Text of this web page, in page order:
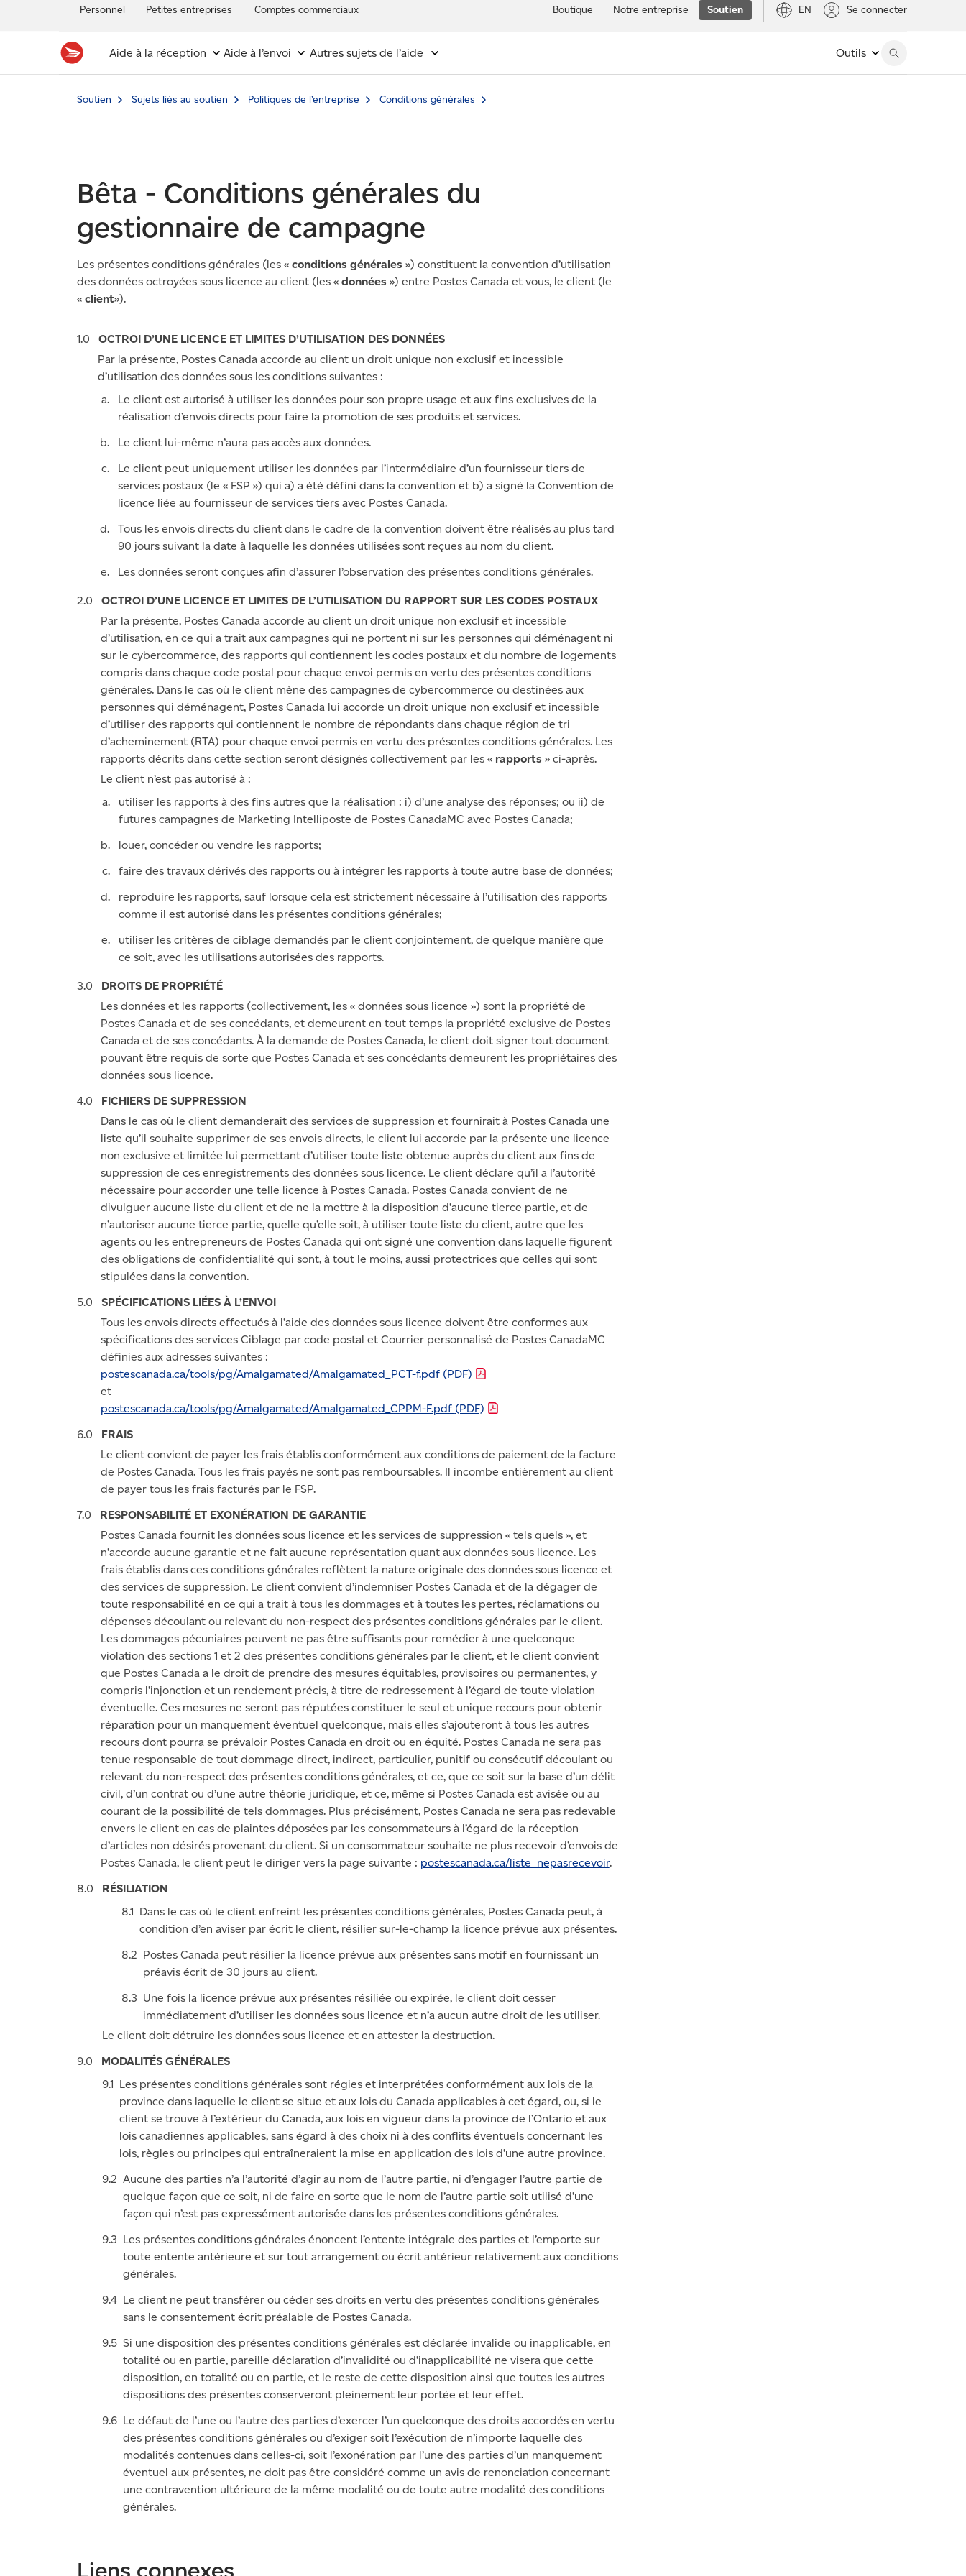
Personnel Petites entreprises Comptes commerciaux Boutique Notre entreprise Soutien EN Se connecter
Aide à la réception Aide à l’envoi Autres sujets de l’aide Outils
Soutien Sujets liés au soutien Politiques de l’entreprise Conditions générales
Bêta - Conditions générales du
gestionnaire de campagne
Les présentes conditions générales (les « conditions générales ») constituent la convention d’utilisation
des données octroyées sous licence au client (les « données ») entre Postes Canada et vous, le client (le
« client»).
OCTROI D’UNE LICENCE ET LIMITES D’UTILISATION DES DONNÉES
Par la présente, Postes Canada accorde au client un droit unique non exclusif et incessible
d’utilisation des données sous les conditions suivantes :
Le client est autorisé à utiliser les données pour son propre usage et aux fins exclusives de la
réalisation d’envois directs pour faire la promotion de ses produits et services.
Le client lui-même n’aura pas accès aux données.
Le client peut uniquement utiliser les données par l’intermédiaire d’un fournisseur tiers de
services postaux (le « FSP ») qui a) a été défini dans la convention et b) a signé la Convention de
licence liée au fournisseur de services tiers avec Postes Canada.
Tous les envois directs du client dans le cadre de la convention doivent être réalisés au plus tard
90 jours suivant la date à laquelle les données utilisées sont reçues au nom du client.
Les données seront conçues afin d’assurer l’observation des présentes conditions générales.
OCTROI D’UNE LICENCE ET LIMITES DE L’UTILISATION DU RAPPORT SUR LES CODES POSTAUX
Par la présente, Postes Canada accorde au client un droit unique non exclusif et incessible
d’utilisation, en ce qui a trait aux campagnes qui ne portent ni sur les personnes qui déménagent ni
sur le cybercommerce, des rapports qui contiennent les codes postaux et du nombre de logements
compris dans chaque code postal pour chaque envoi permis en vertu des présentes conditions
générales. Dans le cas où le client mène des campagnes de cybercommerce ou destinées aux
personnes qui déménagent, Postes Canada lui accorde un droit unique non exclusif et incessible
d’utiliser des rapports qui contiennent le nombre de répondants dans chaque région de tri
d’acheminement (RTA) pour chaque envoi permis en vertu des présentes conditions générales. Les
rapports décrits dans cette section seront désignés collectivement par les « rapports » ci-après.
Le client n’est pas autorisé à :
utiliser les rapports à des fins autres que la réalisation : i) d’une analyse des réponses; ou ii) de
futures campagnes de Marketing Intelliposte de Postes CanadaMC avec Postes Canada;
louer, concéder ou vendre les rapports;
faire des travaux dérivés des rapports ou à intégrer les rapports à toute autre base de données;
reproduire les rapports, sauf lorsque cela est strictement nécessaire à l’utilisation des rapports
comme il est autorisé dans les présentes conditions générales;
utiliser les critères de ciblage demandés par le client conjointement, de quelque manière que
ce soit, avec les utilisations autorisées des rapports.
DROITS DE PROPRIÉTÉ
Les données et les rapports (collectivement, les « données sous licence ») sont la propriété de
Postes Canada et de ses concédants, et demeurent en tout temps la propriété exclusive de Postes
Canada et de ses concédants. À la demande de Postes Canada, le client doit signer tout document
pouvant être requis de sorte que Postes Canada et ses concédants demeurent les propriétaires des
données sous licence.
FICHIERS DE SUPPRESSION
Dans le cas où le client demanderait des services de suppression et fournirait à Postes Canada une
liste qu’il souhaite supprimer de ses envois directs, le client lui accorde par la présente une licence
non exclusive et limitée lui permettant d’utiliser toute liste obtenue auprès du client aux fins de
suppression de ces enregistrements des données sous licence. Le client déclare qu’il a l’autorité
nécessaire pour accorder une telle licence à Postes Canada. Postes Canada convient de ne
divulguer aucune liste du client et de ne la mettre à la disposition d’aucune tierce partie, et de
n’autoriser aucune tierce partie, quelle qu’elle soit, à utiliser toute liste du client, autre que les
agents ou les entrepreneurs de Postes Canada qui ont signé une convention dans laquelle figurent
des obligations de confidentialité qui sont, à tout le moins, aussi protectrices que celles qui sont
stipulées dans la convention.
SPÉCIFICATIONS LIÉES À L’ENVOI
Tous les envois directs effectués à l’aide des données sous licence doivent être conformes aux
spécifications des services Ciblage par code postal et Courrier personnalisé de Postes CanadaMC
définies aux adresses suivantes :
postescanada.ca/tools/pg/Amalgamated/Amalgamated_PCT-f.pdf (PDF)
et
postescanada.ca/tools/pg/Amalgamated/Amalgamated_CPPM-F.pdf (PDF)
FRAIS
Le client convient de payer les frais établis conformément aux conditions de paiement de la facture
de Postes Canada. Tous les frais payés ne sont pas remboursables. Il incombe entièrement au client
de payer tous les frais facturés par le FSP.
RESPONSABILITÉ ET EXONÉRATION DE GARANTIE
Postes Canada fournit les données sous licence et les services de suppression « tels quels », et
n’accorde aucune garantie et ne fait aucune représentation quant aux données sous licence. Les
frais établis dans ces conditions générales reflètent la nature originale des données sous licence et
des services de suppression. Le client convient d’indemniser Postes Canada et de la dégager de
toute responsabilité en ce qui a trait à tous les dommages et à toutes les pertes, réclamations ou
dépenses découlant ou relevant du non-respect des présentes conditions générales par le client.
Les dommages pécuniaires peuvent ne pas être suffisants pour remédier à une quelconque
violation des sections 1 et 2 des présentes conditions générales par le client, et le client convient
que Postes Canada a le droit de prendre des mesures équitables, provisoires ou permanentes, y
compris l’injonction et un rendement précis, à titre de redressement à l’égard de toute violation
éventuelle. Ces mesures ne seront pas réputées constituer le seul et unique recours pour obtenir
réparation pour un manquement éventuel quelconque, mais elles s’ajouteront à tous les autres
recours dont pourra se prévaloir Postes Canada en droit ou en équité. Postes Canada ne sera pas
tenue responsable de tout dommage direct, indirect, particulier, punitif ou consécutif découlant ou
relevant du non-respect des présentes conditions générales, et ce, que ce soit sur la base d’un délit
civil, d’un contrat ou d’une autre théorie juridique, et ce, même si Postes Canada est avisée ou au
courant de la possibilité de tels dommages. Plus précisément, Postes Canada ne sera pas redevable
envers le client en cas de plaintes déposées par les consommateurs à l’égard de la réception
d’articles non désirés provenant du client. Si un consommateur souhaite ne plus recevoir d’envois de
Postes Canada, le client peut le diriger vers la page suivante : postescanada.ca/liste_nepasrecevoir.
RÉSILIATION
Dans le cas où le client enfreint les présentes conditions générales, Postes Canada peut, à
condition d’en aviser par écrit le client, résilier sur-le-champ la licence prévue aux présentes.
Postes Canada peut résilier la licence prévue aux présentes sans motif en fournissant un
préavis écrit de 30 jours au client.
Une fois la licence prévue aux présentes résiliée ou expirée, le client doit cesser
immédiatement d’utiliser les données sous licence et n’a aucun autre droit de les utiliser.
Le client doit détruire les données sous licence et en attester la destruction.
MODALITÉS GÉNÉRALES
Les présentes conditions générales sont régies et interprétées conformément aux lois de la
province dans laquelle le client se situe et aux lois du Canada applicables à cet égard, ou, si le
client se trouve à l’extérieur du Canada, aux lois en vigueur dans la province de l’Ontario et aux
lois canadiennes applicables, sans égard à des choix ni à des conflits éventuels concernant les
lois, règles ou principes qui entraîneraient la mise en application des lois d’une autre province.
Aucune des parties n’a l’autorité d’agir au nom de l’autre partie, ni d’engager l’autre partie de
quelque façon que ce soit, ni de faire en sorte que le nom de l’autre partie soit utilisé d’une
façon qui n’est pas expressément autorisée dans les présentes conditions générales.
Les présentes conditions générales énoncent l’entente intégrale des parties et l’emporte sur
toute entente antérieure et sur tout arrangement ou écrit antérieur relativement aux conditions
générales.
Le client ne peut transférer ou céder ses droits en vertu des présentes conditions générales
sans le consentement écrit préalable de Postes Canada.
Si une disposition des présentes conditions générales est déclarée invalide ou inapplicable, en
totalité ou en partie, pareille déclaration d’invalidité ou d’inapplicabilité ne visera que cette
disposition, en totalité ou en partie, et le reste de cette disposition ainsi que toutes les autres
dispositions des présentes conserveront pleinement leur portée et leur effet.
Le défaut de l’une ou l’autre des parties d’exercer l’un quelconque des droits accordés en vertu
des présentes conditions générales ou d’exiger soit l’exécution de n’importe laquelle des
modalités contenues dans celles-ci, soit l’exonération par l’une des parties d’un manquement
éventuel aux présentes, ne doit pas être considéré comme un avis de renonciation concernant
une contravention ultérieure de la même modalité ou de toute autre modalité des conditions
générales.
Liens connexes